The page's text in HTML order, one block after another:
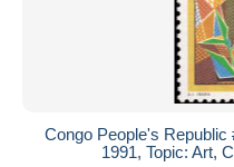
Congo People's Republic
1991, Topic: Art,